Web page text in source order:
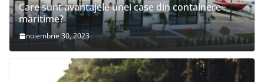
Care sunt avantajele unei case din containere
maritime?
noiembrie 30, 2023